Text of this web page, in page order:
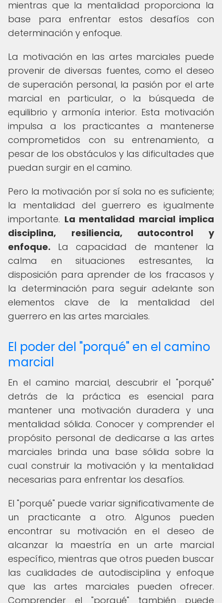
mientras que la mentalidad proporciona la
base para enfrentar estos desafíos con
determinación y enfoque.
La motivación en las artes marciales puede
provenir de diversas fuentes, como el deseo
de superación personal, la pasión por el arte
marcial en particular, o la búsqueda de
equilibrio y armonía interior. Esta motivación
impulsa a los practicantes a mantenerse
comprometidos con su entrenamiento, a
pesar de los obstáculos y las dificultades que
puedan surgir en el camino.
Pero la motivación por sí sola no es suficiente;
la mentalidad del guerrero es igualmente
importante. La mentalidad marcial implica
disciplina, resiliencia, autocontrol y
enfoque. La capacidad de mantener la
calma en situaciones estresantes, la
disposición para aprender de los fracasos y
la determinación para seguir adelante son
elementos clave de la mentalidad del
guerrero en las artes marciales.
El poder del "porqué" en el camino
marcial
En el camino marcial, descubrir el "porqué"
detrás de la práctica es esencial para
mantener una motivación duradera y una
mentalidad sólida. Conocer y comprender el
propósito personal de dedicarse a las artes
marciales brinda una base sólida sobre la
cual construir la motivación y la mentalidad
necesarias para enfrentar los desafíos.
El "porqué" puede variar significativamente de
un practicante a otro. Algunos pueden
encontrar su motivación en el deseo de
alcanzar la maestría en un arte marcial
específico, mientras que otros pueden buscar
las cualidades de autodisciplina y enfoque
que las artes marciales pueden ofrecer.
Comprender el "porqué" también puede